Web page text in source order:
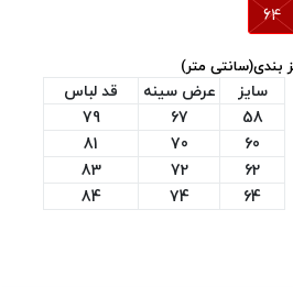
64
بندی(سانتی متر)
سایز عرض سینه
قد لباس
58
67
79
60
70
81
62
72
83
64
74
84